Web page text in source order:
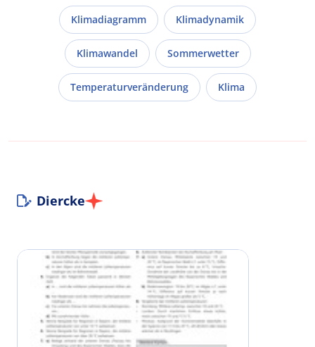
Klimadiagramm Klimadynamik
Klimawandel Sommerwetter
Temperaturveränderung Klima
Diercke